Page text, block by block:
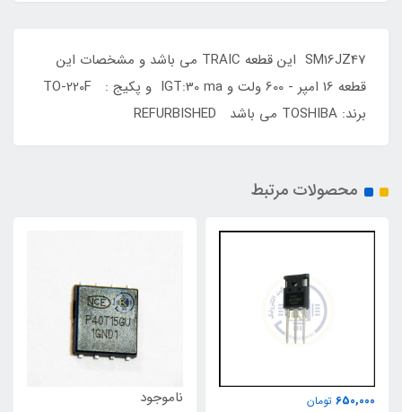
SM16JZ47 این قطعه TRAIC می باشد و مشخصات این
قطعه 16 امپر - 600 ولت و IGT:30 ma و پکیج : TO-220F
برند: TOSHIBA می باشد REFURBISHED
محصولات مرتبط
650,000 تومان
ناموجود